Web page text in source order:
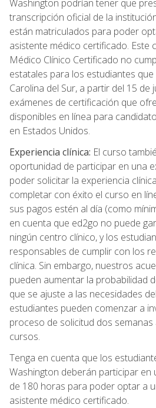
Washington podrían tener que
transcripción oficial de la
están matriculados para poder
asistente médico certificado. Este
Médico Clínico Certificado no
estatales para los estudiantes
Carolina del Sur, a partir del 15 de
exámenes de certificación que
disponibles en línea para
en Estados Unidos.
Experiencia clínica: El curso
oportunidad de participar en una
poder solicitar la experiencia
completar con éxito el curso en
sus pagos estén al día (como
en cuenta que ed2go no puede
ningún centro clínico, y los
responsables de cumplir con los
clínica. Sin embargo, nuestros
pueden aumentar la probabilidad
que se ajuste a las necesidades
estudiantes pueden comenzar a
proceso de solicitud dos
cursos.
Tenga en cuenta que los
Washington deberán participar en
de 180 horas para poder optar a
asistente médico certificado.